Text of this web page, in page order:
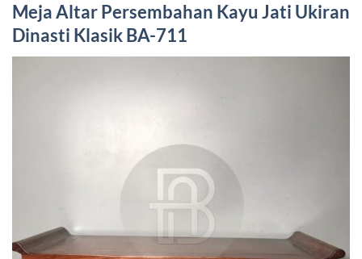
Meja Altar Persembahan Kayu Jati Ukiran
Dinasti Klasik BA-711